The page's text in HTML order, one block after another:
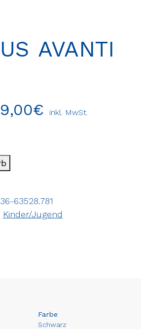
AVANTI
€ inkl. MwSt.
63528.781
Kinder/Jugend
Farbe
Schwarz